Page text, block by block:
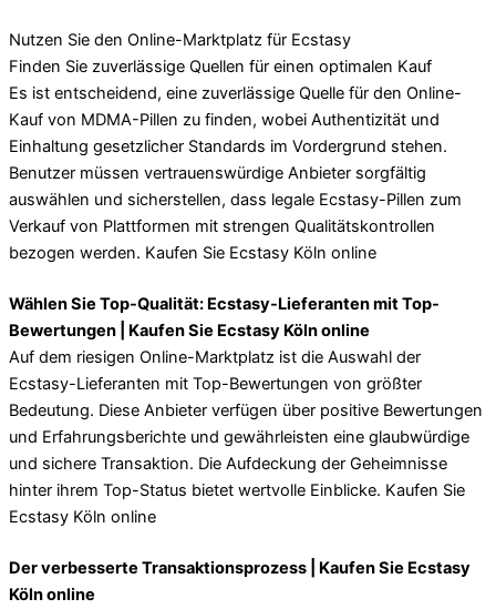
Nutzen Sie den Online-Marktplatz für Ecstasy
Finden Sie zuverlässige Quellen für einen optimalen Kauf
Es ist entscheidend, eine zuverlässige Quelle für den Online-
Kauf von MDMA-Pillen zu finden, wobei Authentizität und
Einhaltung gesetzlicher Standards im Vordergrund stehen.
Benutzer müssen vertrauenswürdige Anbieter sorgfältig
auswählen und sicherstellen, dass legale Ecstasy-Pillen zum
Verkauf von Plattformen mit strengen Qualitätskontrollen
bezogen werden. Kaufen Sie Ecstasy Köln online
Wählen Sie Top-Qualität: Ecstasy-Lieferanten mit Top-
Bewertungen | Kaufen Sie Ecstasy Köln online
Auf dem riesigen Online-Marktplatz ist die Auswahl der
Ecstasy-Lieferanten mit Top-Bewertungen von größter
Bedeutung. Diese Anbieter verfügen über positive Bewertungen
und Erfahrungsberichte und gewährleisten eine glaubwürdige
und sichere Transaktion. Die Aufdeckung der Geheimnisse
hinter ihrem Top-Status bietet wertvolle Einblicke. Kaufen Sie
Ecstasy Köln online
Der verbesserte Transaktionsprozess | Kaufen Sie Ecstasy
Köln online